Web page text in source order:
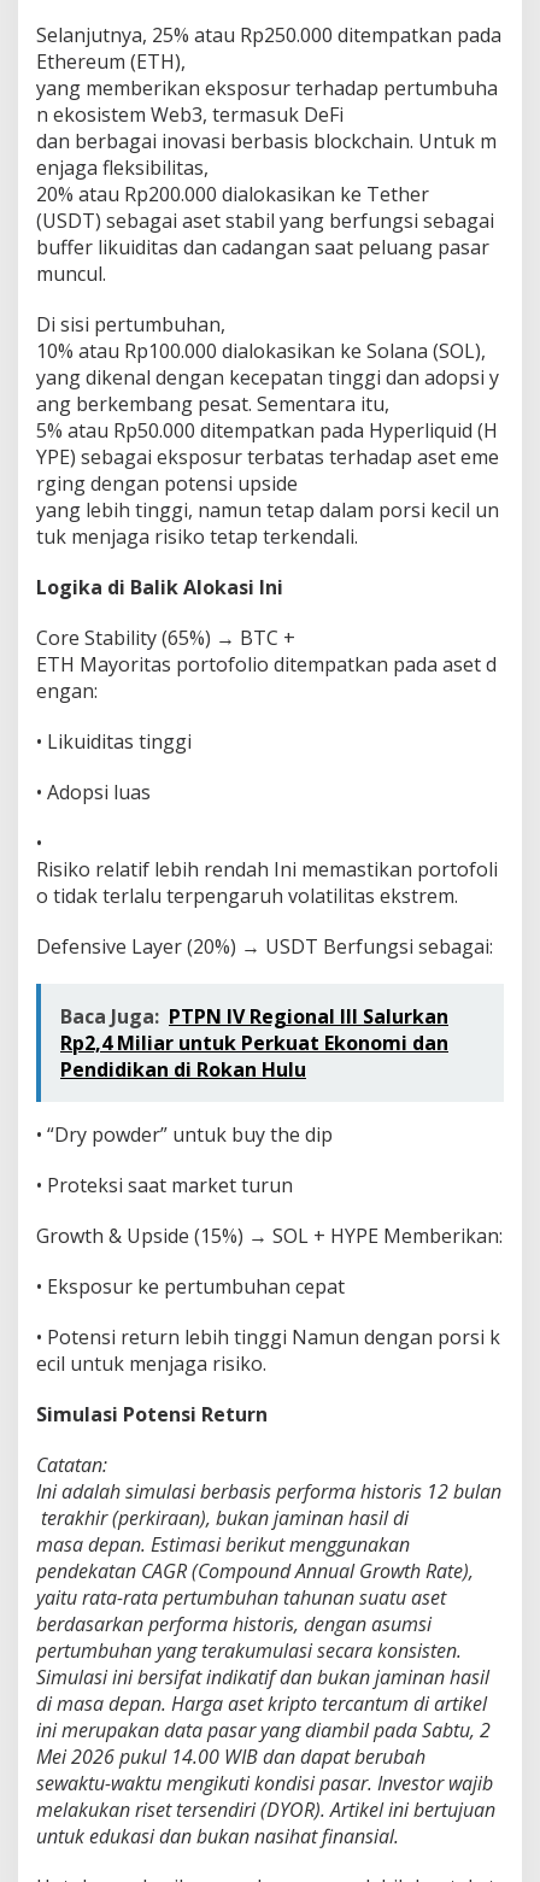
Selanjutnya, 25% atau Rp250.000 ditempatkan pada
Ethereum (ETH),
yang memberikan eksposur terhadap pertumbuha
n ekosistem Web3, termasuk DeFi
dan berbagai inovasi berbasis blockchain. Untuk m
enjaga fleksibilitas,
20% atau Rp200.000 dialokasikan ke Tether
(USDT) sebagai aset stabil yang berfungsi sebagai
buffer likuiditas dan cadangan saat peluang pasar
muncul.
Di sisi pertumbuhan,
10% atau Rp100.000 dialokasikan ke Solana (SOL),
yang dikenal dengan kecepatan tinggi dan adopsi y
ang berkembang pesat. Sementara itu,
5% atau Rp50.000 ditempatkan pada Hyperliquid (H
YPE) sebagai eksposur terbatas terhadap aset eme
rging dengan potensi upside
yang lebih tinggi, namun tetap dalam porsi kecil un
tuk menjaga risiko tetap terkendali.
Logika di Balik Alokasi Ini
Core Stability (65%) → BTC +
ETH Mayoritas portofolio ditempatkan pada aset d
engan:
• Likuiditas tinggi
• Adopsi luas
•
Risiko relatif lebih rendah Ini memastikan portofoli
o tidak terlalu terpengaruh volatilitas ekstrem.
Defensive Layer (20%) → USDT Berfungsi sebagai:
Baca Juga: PTPN IV Regional III Salurkan
Rp2,4 Miliar untuk Perkuat Ekonomi dan
Pendidikan di Rokan Hulu
• “Dry powder” untuk buy the dip
• Proteksi saat market turun
Growth & Upside (15%) → SOL + HYPE Memberikan:
• Eksposur ke pertumbuhan cepat
• Potensi return lebih tinggi Namun dengan porsi k
ecil untuk menjaga risiko.
Simulasi Potensi Return
Catatan:
Ini adalah simulasi berbasis performa historis 12 bulan
terakhir (perkiraan), bukan jaminan hasil di
masa depan. Estimasi berikut menggunakan
pendekatan CAGR (Compound Annual Growth Rate),
yaitu rata-rata pertumbuhan tahunan suatu aset
berdasarkan performa historis, dengan asumsi
pertumbuhan yang terakumulasi secara konsisten.
Simulasi ini bersifat indikatif dan bukan jaminan hasil
di masa depan. Harga aset kripto tercantum di artikel
ini merupakan data pasar yang diambil pada Sabtu, 2
Mei 2026 pukul 14.00 WIB dan dapat berubah
sewaktu-waktu mengikuti kondisi pasar. Investor wajib
melakukan riset tersendiri (DYOR). Artikel ini bertujuan
untuk edukasi dan bukan nasihat finansial.